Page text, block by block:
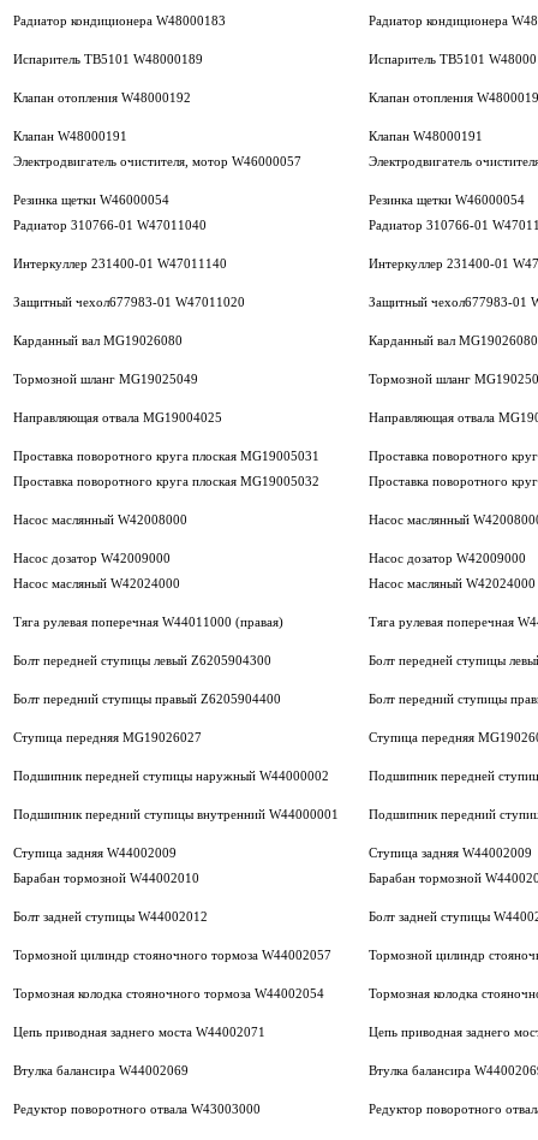
Радиатор кондиционера W48000183 Радиатор кондиционера
Испаритель ТВ5101 W48000189 Испаритель ТВ5101
Клапан отопления W48000192 Клапан отопления
Клапан W48000191
Клапан W48000191
Электродвигатель очистителя, мотор W46000057
Электродвигатель
Резинка щетки W46000054
Резинка щетки W46000054
Радиатор 310766-01 W47011040
Радиатор 310766-01
Интеркуллер 231400-01 W47011140 Интеркуллер 231400-01
Защитный чехол677983-01 W47011020 Защитный чехол677983-01
Карданный вал MG19026080 Карданный вал MG19026080
Тормозной шланг MG19025049 Тормозной шланг
Направляющая отвала MG19004025 Направляющая отвала
Проставка поворотного круга плоская MG19005031
Проставка поворотного
Проставка поворотного круга плоская MG19005032
Проставка поворотного
Насос маслянный W42008000 Насос маслянный
Насос дозатор W42009000
Насос дозатор W42009000
Насос масляный W42024000
Насос масляный W42024000
Тяга рулевая поперечная W44011000 (правая) Тяга рулевая поперечная
Болт передней ступицы левый Z6205904300 Болт передней ступицы
Болт передний ступицы правый Z6205904400 Болт передний ступицы
Ступица передняя MG19026027 Ступица передняя
Подшипник передней ступицы наружный W44000002 Подшипник передней
Подшипник передний ступицы внутренний W44000001 Подшипник передний
Ступица задняя W44002009
Ступица задняя W44002009
Барабан тормозной W44002010
Барабан тормозной
Болт задней ступицы W44002012 Болт задней ступицы
Тормозной цилиндр стояночного тормоза W44002057 Тормозной цилиндр
Тормозная колодка стояночного тормоза W44002054 Тормозная колодка
Цепь приводная заднего моста W44002071 Цепь приводная заднего
Втулка балансира W44002069 Втулка балансира
Редуктор поворотного отвала W43003000 Редуктор поворотного